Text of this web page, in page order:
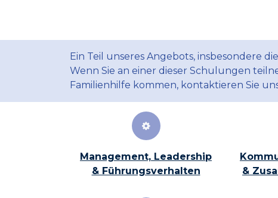
Ein Teil unseres Angebots, insbesondere
Wenn Sie an einer dieser Schulungen
Familienhilfe kommen, kontaktieren Sie
Management, Leadership
& Führungsverhalten
&